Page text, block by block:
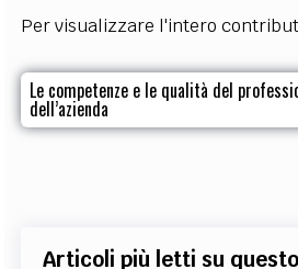
Per visualizzare l'intero
Le competenze e le qualità del
dell’azienda
Articoli più letti su